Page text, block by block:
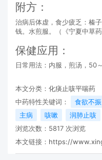
附方：
治病后体虚，食少疲乏：榛
钱。水煎服。（《宁夏中草药
保健应用：
日常用法：内服，煎汤，50
本文分类： 化痰止咳平喘药
中药特性关键词：
食欲不振
主病
咳嗽 润肺止咳
浏览次数： 5817 次浏览
本文链接： https://